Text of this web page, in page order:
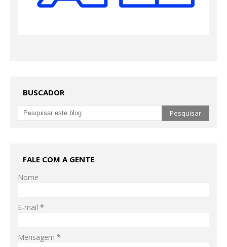
BUSCADOR
FALE COM A GENTE
Nome
E-mail *
Mensagem *